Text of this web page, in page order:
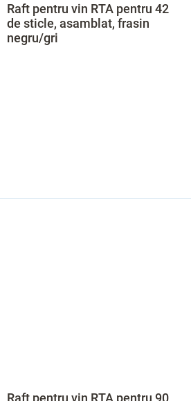
Raft pentru vin RTA pentru 42
de sticle, asamblat, frasin
negru/gri
Raft pentru vin RTA pentru 90